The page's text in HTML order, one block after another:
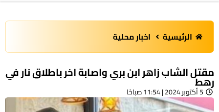
الرئيسية اخبار محلية
مقتل الشاب زاهر ابن بري واصابة اخر باطلاق نار في
رهط
5 أكتوبر 2024 | 11:54 صباحًا